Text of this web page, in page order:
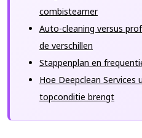
combisteamer
Auto-cleaning versus
de verschillen
Stappenplan en
Hoe Deepclean
topconditie brengt